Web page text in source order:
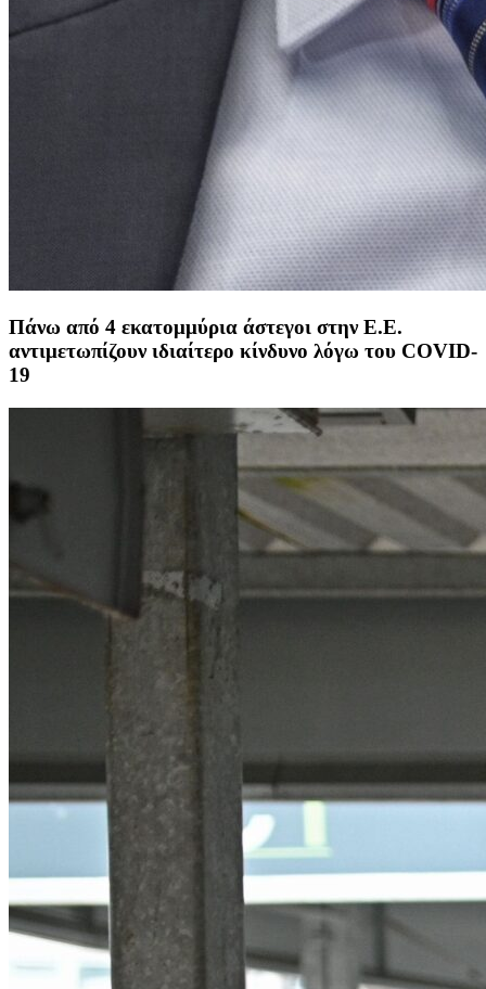
Πάνω από 4 εκατομμύρια άστεγοι στην Ε.Ε.
αντιμετωπίζουν ιδιαίτερο κίνδυνο λόγω του COVID-
19